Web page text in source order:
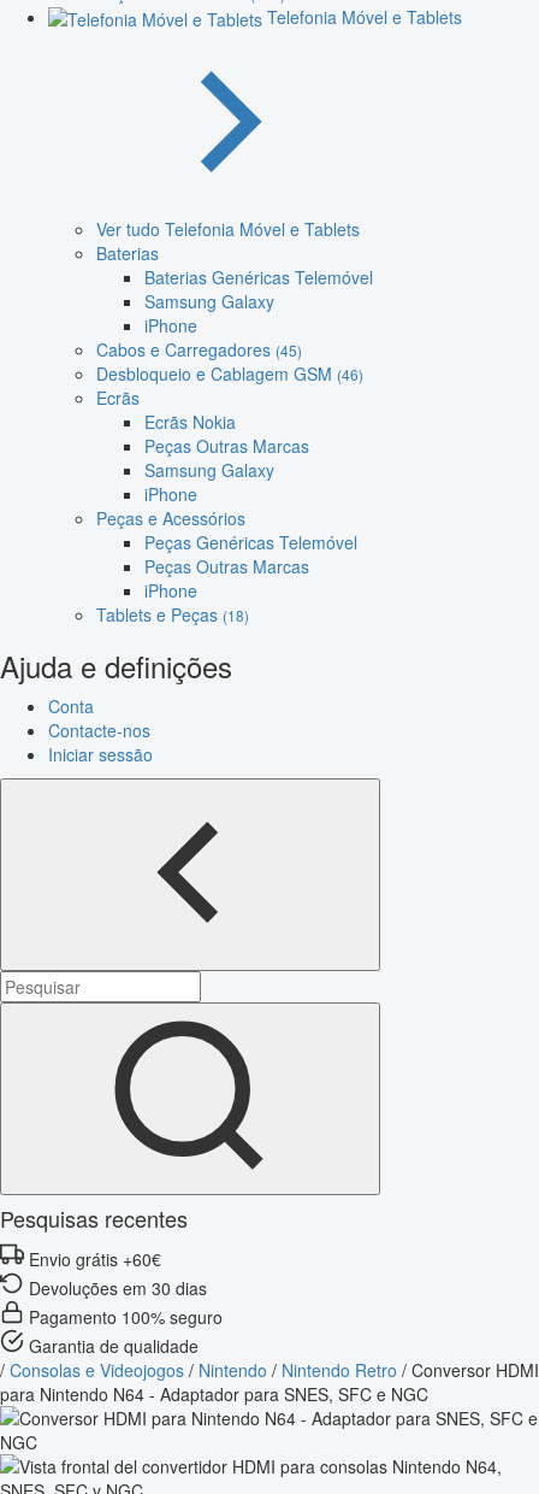
Telefonia Móvel e Tablets
Ver tudo Telefonia Móvel e Tablets
Baterias
Baterias Genéricas Telemóvel
Samsung Galaxy
iPhone
Cabos e Carregadores (45)
Desbloqueio e Cablagem GSM (46)
Ecrãs
Ecrãs Nokia
Peças Outras Marcas
Samsung Galaxy
iPhone
Peças e Acessórios
Peças Genéricas Telemóvel
Peças Outras Marcas
iPhone
Tablets e Peças (18)
Ajuda e definições
Conta
Contacte-nos
Iniciar sessão
Pesquisas recentes
Envio grátis +60€
Devoluções em 30 dias
Pagamento 100% seguro
Garantia de qualidade
/ Consolas e Videojogos / Nintendo / Nintendo Retro / Conversor HDMI
para Nintendo N64 - Adaptador para SNES, SFC e NGC